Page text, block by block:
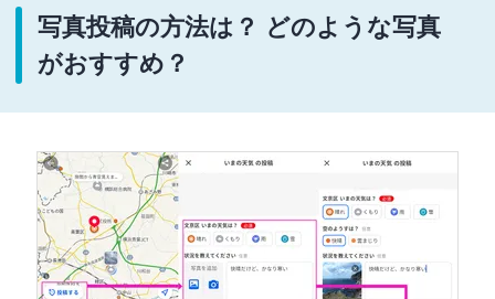
写真投稿の方法は？ どのような写真
がおすすめ？